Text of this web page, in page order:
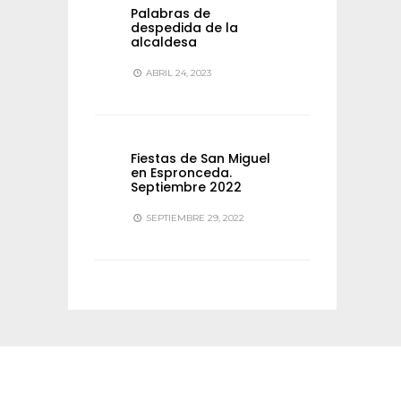
Palabras de
despedida de la
alcaldesa
ABRIL 24, 2023
Fiestas de San Miguel
en Espronceda.
Septiembre 2022
SEPTIEMBRE 29, 2022